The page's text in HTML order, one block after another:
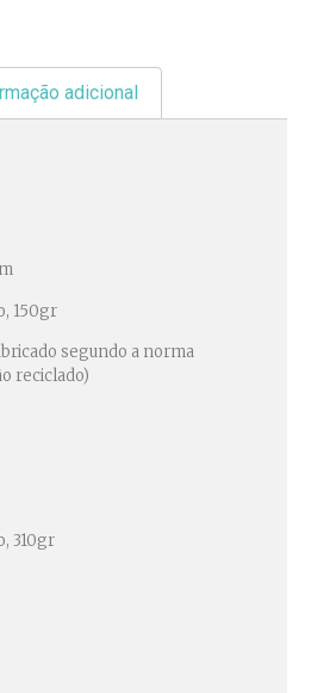
adicional
150gr
segundo a norma
reciclado)
310gr